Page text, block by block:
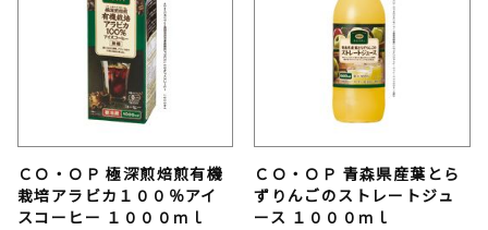
ＣＯ・ＯＰ 極深煎焙煎有機
栽培アラビカ１００％アイ
スコーヒー １０００ｍｌ
ＣＯ・ＯＰ 青森県産葉とら
ずりんごのストレートジュ
ース １０００ｍｌ